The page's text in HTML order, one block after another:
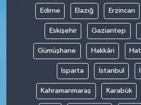
Edirne Elazığ Erzincan
Eskişehir Gaziantep
Gümüşhane Hakkâri
Isparta İstanbul
Kahramanmaraş Karabük